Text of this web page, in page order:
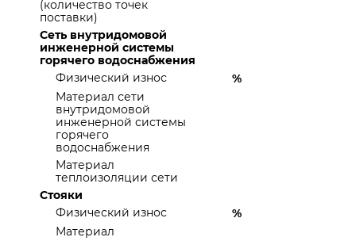
(количество точек
поставки)
Сеть внутридомовой
инженерной системы
горячего водоснабжения
Физический износ
%
Материал сети
внутридомовой
инженерной системы
горячего
водоснабжения
Материал
теплоизоляции сети
Стояки
Физический износ
%
Материал